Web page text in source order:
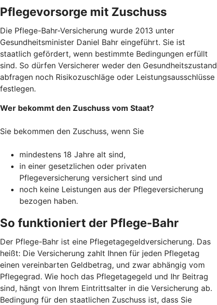
Pflegevorsorge mit Zuschuss
Die Pflege-Bahr-Versicherung wurde 2013 unter
Gesundheitsminister Daniel Bahr eingeführt. Sie ist
staatlich gefördert, wenn bestimmte Bedingungen erfüllt
sind. So dürfen Versicherer weder den Gesundheitszustand
abfragen noch Risikozuschläge oder Leistungsausschlüsse
festlegen.
Wer bekommt den Zuschuss vom Staat?
Sie bekommen den Zuschuss, wenn Sie
mindestens 18 Jahre alt sind,
in einer gesetzlichen oder privaten
Pflegeversicherung versichert sind und
noch keine Leistungen aus der Pflegeversicherung
bezogen haben.
So funktioniert der Pflege-Bahr
Der Pflege-Bahr ist eine Pflegetagegeldversicherung. Das
heißt: Die Versicherung zahlt Ihnen für jeden Pflegetag
einen vereinbarten Geldbetrag, und zwar abhängig vom
Pflegegrad. Wie hoch das Pflegetagegeld und Ihr Beitrag
sind, hängt von Ihrem Eintrittsalter in die Versicherung ab.
Bedingung für den staatlichen Zuschuss ist, dass Sie